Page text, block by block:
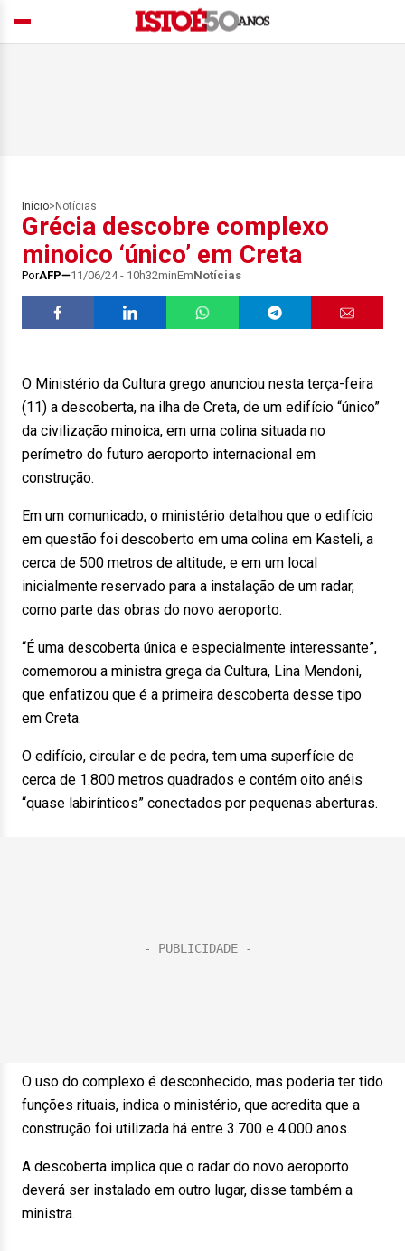
Início> Notícias
Grécia descobre complexo
minoico ‘único’ em Creta
PorAFP 11/06/24 - 10h32minEmNotícias
O Ministério da Cultura grego anunciou nesta terça-feira
(11) a descoberta, na ilha de Creta, de um edifício “único”
da civilização minoica, em uma colina situada no
perímetro do futuro aeroporto internacional em
construção.
Em um comunicado, o ministério detalhou que o edifício
em questão foi descoberto em uma colina em Kasteli, a
cerca de 500 metros de altitude, e em um local
inicialmente reservado para a instalação de um radar,
como parte das obras do novo aeroporto.
“É uma descoberta única e especialmente interessante”,
comemorou a ministra grega da Cultura, Lina Mendoni,
que enfatizou que é a primeira descoberta desse tipo
em Creta.
O edifício, circular e de pedra, tem uma superfície de
cerca de 1.800 metros quadrados e contém oito anéis
“quase labirínticos” conectados por pequenas aberturas.
O uso do complexo é desconhecido, mas poderia ter tido
funções rituais, indica o ministério, que acredita que a
construção foi utilizada há entre 3.700 e 4.000 anos.
A descoberta implica que o radar do novo aeroporto
deverá ser instalado em outro lugar, disse também a
ministra.